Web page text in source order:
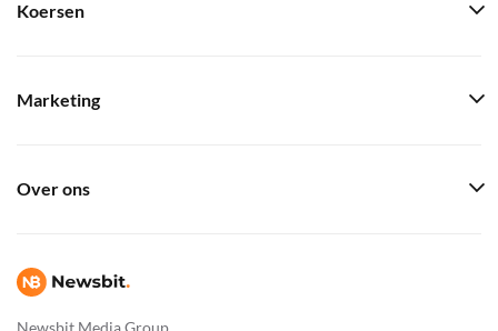
Newsbit Media Group
Koersen
Marketing
Over ons